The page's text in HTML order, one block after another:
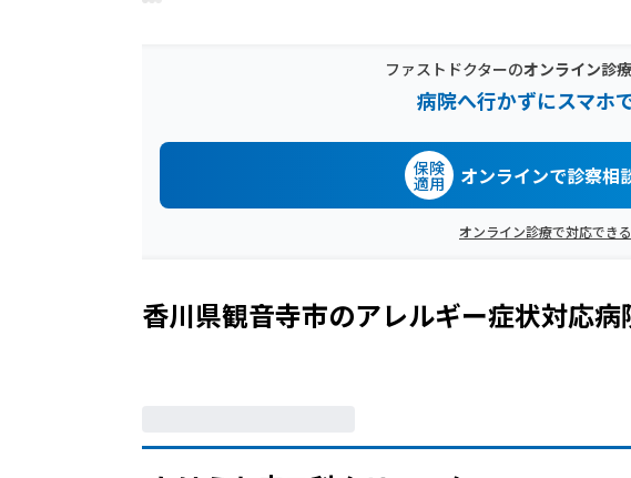
ファストドクターのオンライン診療
病院へ行かずにスマホ
保険
適用 オンラインで診察相
オンライン診療で対応でき
香川県観音寺市のアレルギー症状対応病